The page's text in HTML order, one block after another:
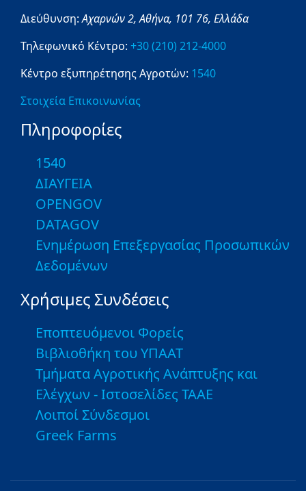
Διεύθυνση:Αχαρνών 2,Αθήνα, 101 76, Ελλάδα
Τηλεφωνικό Κέντρο: +30 (210) 212-4000
Κέντρο εξυπηρέτησης Αγροτών: 1540
Στοιχεία Επικοινωνίας
Πληροφορίες
1540
ΔΙΑΥΓΕΙΑ
OPENGOV
DATAGOV
Ενημέρωση Επεξεργασίας Προσωπικών
Δεδομένων
Χρήσιμες Συνδέσεις
Εποπτευόμενοι Φορείς
Βιβλιοθήκη του ΥΠΑΑΤ
Τμήματα Αγροτικής Ανάπτυξης και
Ελέγχων - Ιστοσελίδες ΤΑΑΕ
Λοιποί Σύνδεσμοι
Greek Farms